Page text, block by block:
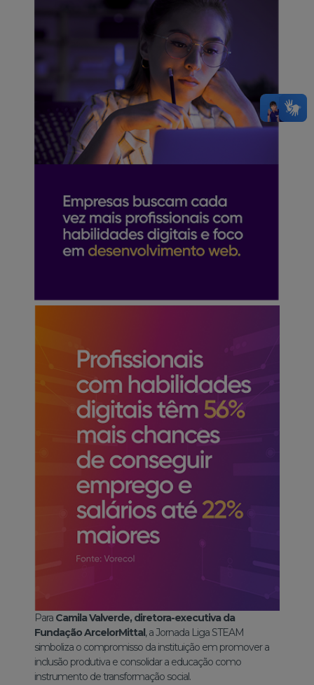
Para Camila Valverde, diretora-executiva da
Fundação ArcelorMittal, a Jornada Liga STEAM
simboliza o compromisso da instituição em promover a
inclusão produtiva e consolidar a educação como
instrumento de transformação social.